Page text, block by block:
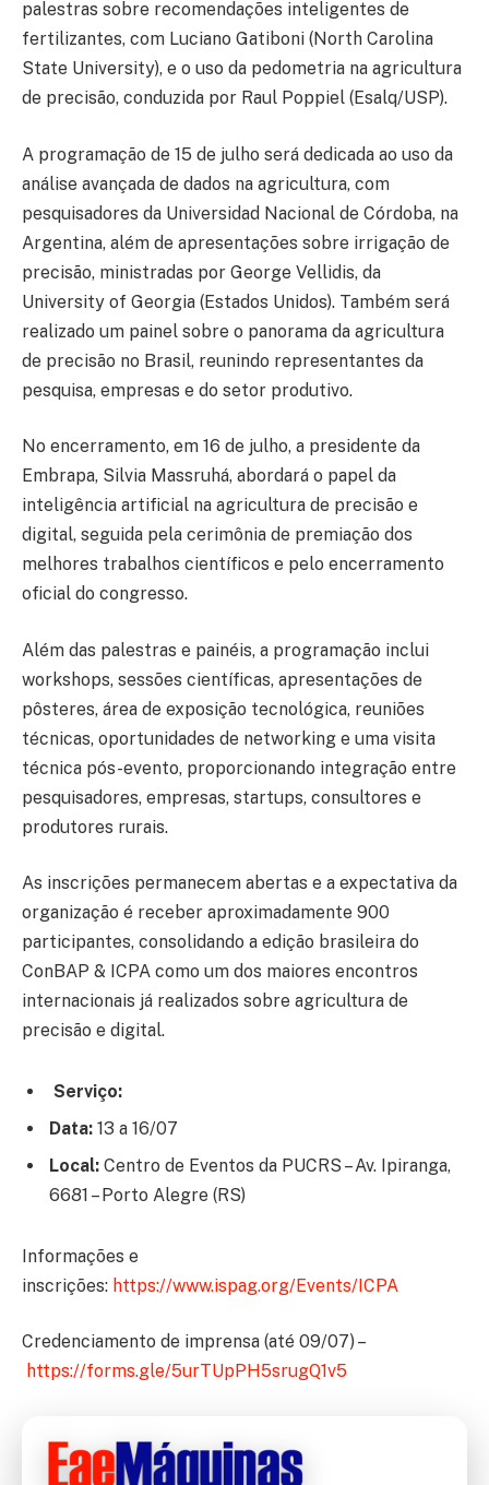
palestras sobre recomendações inteligentes de
fertilizantes, com Luciano Gatiboni (North Carolina
State University), e o uso da pedometria na agricultura
de precisão, conduzida por Raul Poppiel (Esalq/USP).
A programação de 15 de julho será dedicada ao uso da
análise avançada de dados na agricultura, com
pesquisadores da Universidad Nacional de Córdoba, na
Argentina, além de apresentações sobre irrigação de
precisão, ministradas por George Vellidis, da
University of Georgia (Estados Unidos). Também será
realizado um painel sobre o panorama da agricultura
de precisão no Brasil, reunindo representantes da
pesquisa, empresas e do setor produtivo.
No encerramento, em 16 de julho, a presidente da
Embrapa, Silvia Massruhá, abordará o papel da
inteligência artificial na agricultura de precisão e
digital, seguida pela cerimônia de premiação dos
melhores trabalhos científicos e pelo encerramento
oficial do congresso.
Além das palestras e painéis, a programação inclui
workshops, sessões científicas, apresentações de
pôsteres, área de exposição tecnológica, reuniões
técnicas, oportunidades de networking e uma visita
técnica pós-evento, proporcionando integração entre
pesquisadores, empresas, startups, consultores e
produtores rurais.
As inscrições permanecem abertas e a expectativa da
organização é receber aproximadamente 900
participantes, consolidando a edição brasileira do
ConBAP & ICPA como um dos maiores encontros
internacionais já realizados sobre agricultura de
precisão e digital.
Serviço:
Data: 13 a 16/07
Local: Centro de Eventos da PUCRS – Av. Ipiranga,
6681 – Porto Alegre (RS)
Informações e
inscrições: https://www.ispag.org/Events/ICPA
Credenciamento de imprensa (até 09/07) –
https://forms.gle/5urTUpPH5srugQ1v5